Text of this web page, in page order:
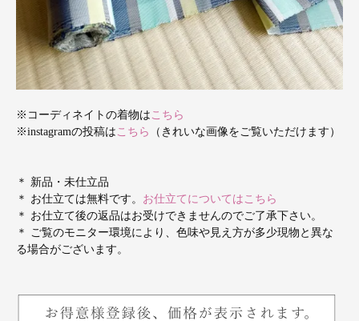
※コーディネイトの着物は こちら
※instagramの投稿は こちら （きれいな画像をご覧いただけます）
＊ 新品・未仕立品
＊ お仕立ては無料です。 お仕立てについてはこちら
＊ お仕立て後の返品はお受けできませんのでご了承下さい。
＊ ご覧のモニター環境により、色味や見え方が多少現物と異な
る場合がございます。